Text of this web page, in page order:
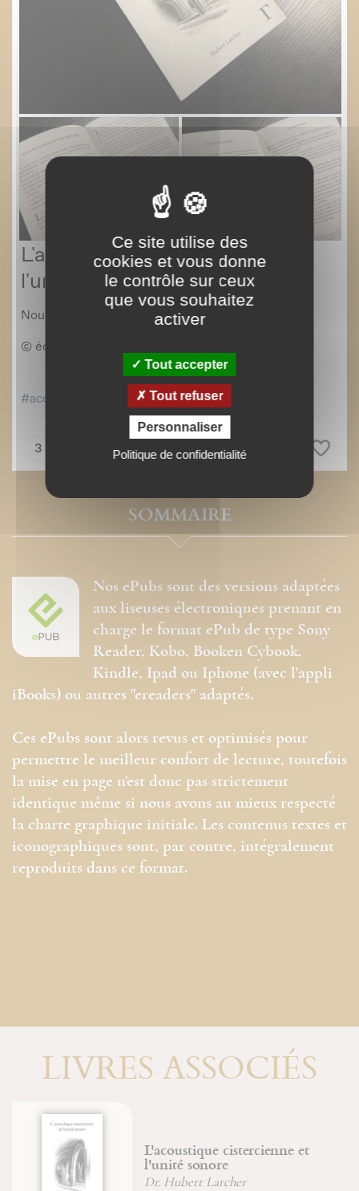
SOMMAIRE
Nos ePubs sont des versions adaptées
aux liseuses électroniques prenant en
charge le format ePub de type Sony
Reader, Kobo, Booken Cybook,
Kindle, Ipad ou Iphone (avec l'appli
iBooks) ou autres "ereaders" adaptés.
Ces ePubs sont alors revus et optimisés pour
permettre le meilleur confort de lecture, toutefois
la mise en page n'est donc pas strictement
identique même si nous avons au mieux respecté
la charte graphique initiale. Les contenus textes et
iconographiques sont, par contre, intégralement
reproduits dans ce format.
LIVRES ASSOCIÉS
cistercienne et
sonore
Larcher
Ce site utilise des
cookies et vous donne
le contrôle sur ceux
que vous souhaitez
activer
Tout accepter
Tout refuser
Personnaliser
Politique de confidentialité